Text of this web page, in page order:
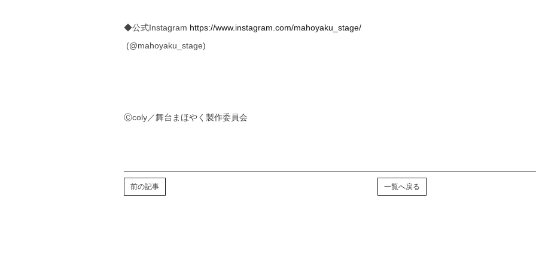
◆公式Instagram https://www.instagram.com/mahoyaku_stage/
(@mahoyaku_stage)
Ⓒcoly／舞台まほやく製作委員会
一覧へ戻る
前の記事